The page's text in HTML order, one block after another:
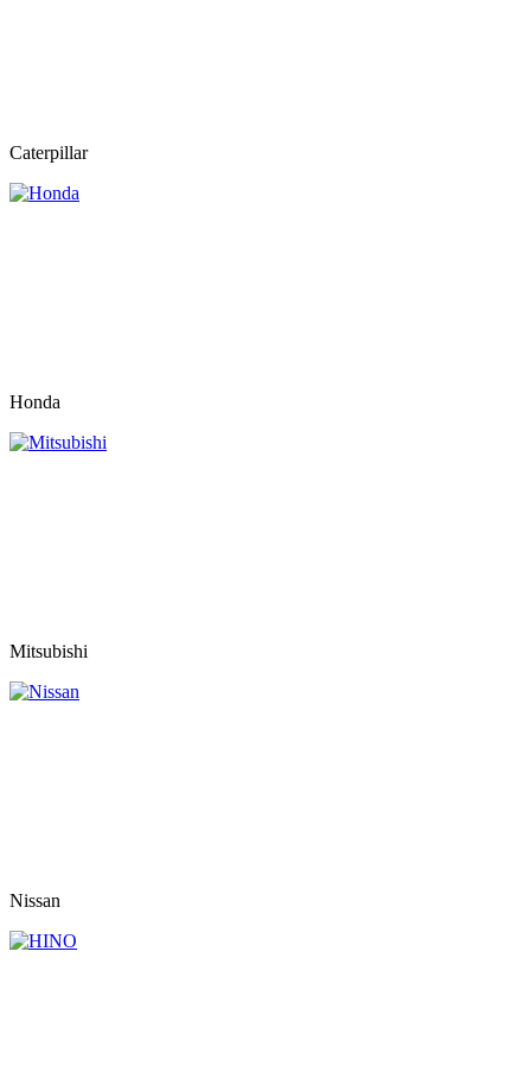
Caterpillar
Honda
Mitsubishi
Nissan